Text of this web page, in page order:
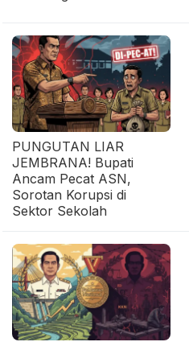
PUNGUTAN LIAR
JEMBRANA! Bupati
Ancam Pecat ASN,
Sorotan Korupsi di
Sektor Sekolah